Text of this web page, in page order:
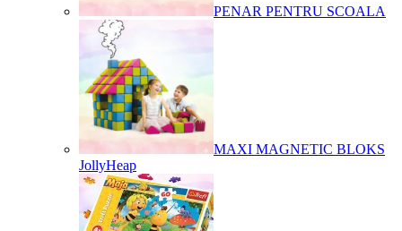
PENAR PENTRU SCOALA
MAXI MAGNETIC BLOKS
JollyHeap